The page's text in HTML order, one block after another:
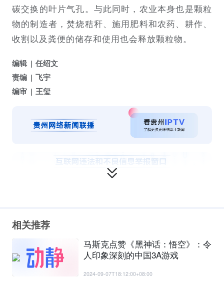
碳交换的叶片气孔。与此同时，农业本身也是颗粒
物的制造者，焚烧秸秆、施用肥料和农药、耕作、
收割以及粪便的储存和使用也会释放颗粒物。
编辑
任绍文
责编
飞宇
编审
王玺
相关推荐
马斯克点赞《黑神话：悟空》：令
人印象深刻的中国3A游戏
2024-09-07T18:12:00+08:00